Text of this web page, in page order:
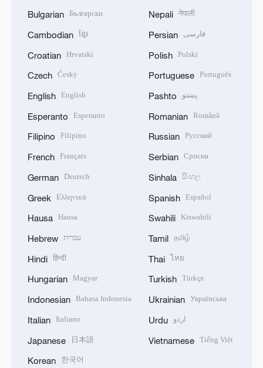
Bulgarian Български
Cambodian ខ្មែរ
Croatian Hrvatski
Czech Český
English English
Esperanto Esperanto
Filipino Filipino
French Français
German Deutsch
Greek Ελληνικά
Hausa Hausa
Hebrew עברית
Hindi हिन्दी
Hungarian Magyar
Indonesian Bahasa Indonesia
Italian Italiano
Japanese 日本語
Korean 한국어
Nepali नेपाली
Persian فارسی
Polish Polski
Portuguese Português
Pashto پښتو
Romanian Română
Russian Русский
Serbian Српски
Sinhala සිංහල
Spanish Español
Swahili Kiswahili
Tamil தமிழ்
Thai ไทย
Turkish Türkçe
Ukrainian Українська
Urdu اردو
Vietnamese Tiếng Việt